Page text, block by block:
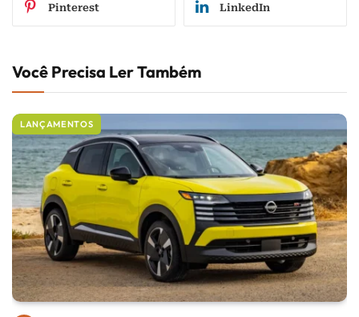
Pinterest LinkedIn
Você Precisa Ler Também
LANÇAMENTOS